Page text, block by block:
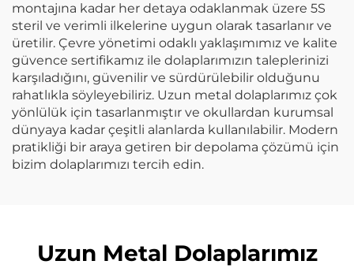
montajına kadar her detaya odaklanmak üzere 5S
steril ve verimli ilkelerine uygun olarak tasarlanır ve
üretilir. Çevre yönetimi odaklı yaklaşımımız ve kalite
güvence sertifikamız ile dolaplarımızın taleplerinizi
karşıladığını, güvenilir ve sürdürülebilir olduğunu
rahatlıkla söyleyebiliriz. Uzun metal dolaplarımız çok
yönlülük için tasarlanmıştır ve okullardan kurumsal
dünyaya kadar çeşitli alanlarda kullanılabilir. Modern
pratikliği bir araya getiren bir depolama çözümü için
bizim dolaplarımızı tercih edin.
Uzun Metal Dolaplarımız